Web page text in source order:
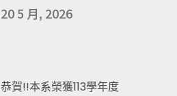
20 5 月, 2026
恭賀!!本系榮獲113學年度